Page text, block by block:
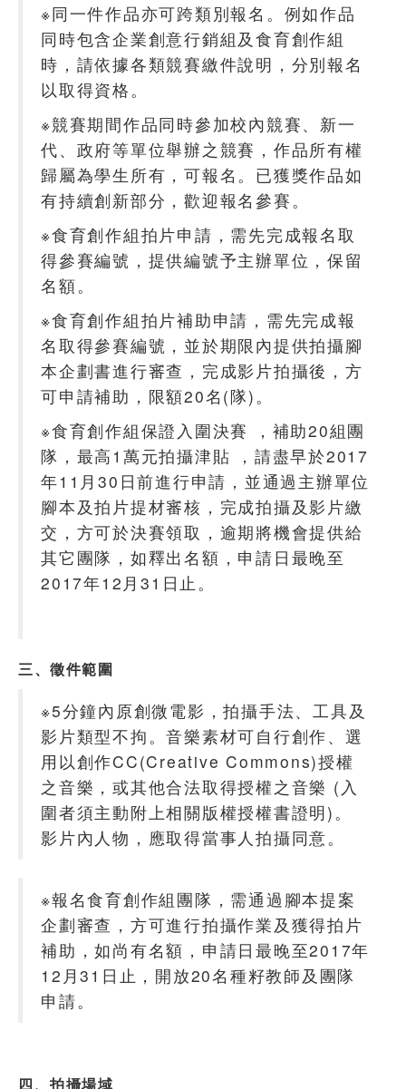
※同一件作品亦可跨類別報名。例如作品
同時包含企業創意行銷組及食育創作組
時，請依據各類競賽繳件說明，分別報名
以取得資格。
※競賽期間作品同時參加校內競賽、新一
代、政府等單位舉辦之競賽，作品所有權
歸屬為學生所有，可報名。已獲獎作品如
有持續創新部分，歡迎報名參賽。
※食育創作組拍片申請，需先完成報名取
得參賽編號，提供編號予主辦單位，保留
名額。
※食育創作組拍片補助申請，需先完成報
名取得參賽編號，並於期限內提供拍攝腳
本企劃書進行審查，完成影片拍攝後，方
可申請補助，限額20名(隊)。
※食育創作組保證入圍決賽 ，補助20組團
隊，最高1萬元拍攝津貼 ，請盡早於2017
年11月30日前進行申請，並通過主辦單位
腳本及拍片提材審核，完成拍攝及影片繳
交，方可於決賽領取，逾期將機會提供給
其它團隊，如釋出名額，申請日最晚至
2017年12月31日止。
三、徵件範圍
※5分鐘內原創微電影，拍攝手法、工具及
影片類型不拘。音樂素材可自行創作、選
用以創作CC(Creative Commons)授權
之音樂，或其他合法取得授權之音樂 (入
圍者須主動附上相關版權授權書證明)。
影片內人物，應取得當事人拍攝同意。
※報名食育創作組團隊，需通過腳本提案
企劃審查，方可進行拍攝作業及獲得拍片
補助，如尚有名額，申請日最晚至2017年
12月31日止，開放20名種籽教師及團隊
申請。
四、拍攝場域